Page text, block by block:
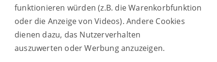
funktionieren würden (z.B. die Warenkorbfunktion
oder die Anzeige von Videos). Andere Cookies
dienen dazu, das Nutzerverhalten
auszuwerten oder Werbung anzuzeigen.